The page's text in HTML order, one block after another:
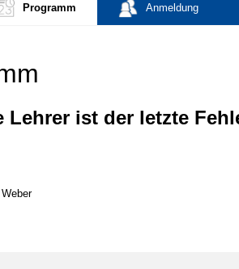
Programm Anmeldung
Lehrer ist der letzte